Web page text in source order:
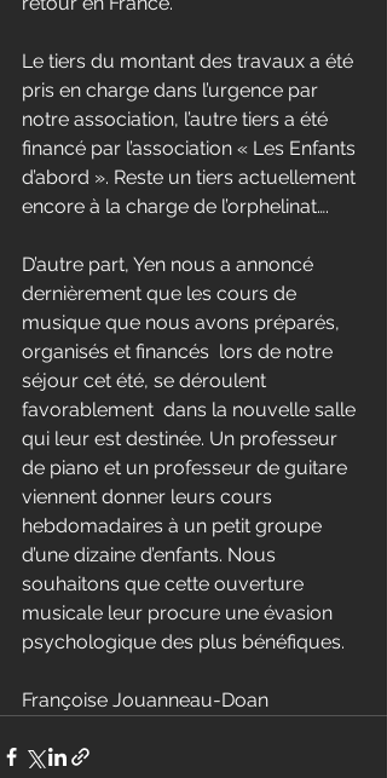
Le tiers du montant des travaux a été
pris en charge dans l’urgence par
notre association, l’autre tiers a été
financé par l’association « Les Enfants
d’abord ». Reste un tiers actuellement
encore à la charge de l’orphelinat….
D’autre part, Yen nous a annoncé
dernièrement que les cours de
musique que nous avons préparés,
organisés et financés  lors de notre
séjour cet été, se déroulent
favorablement  dans la nouvelle salle
qui leur est destinée. Un professeur
de piano et un professeur de guitare
viennent donner leurs cours
hebdomadaires à un petit groupe
d’une dizaine d’enfants. Nous
souhaitons que cette ouverture
musicale leur procure une évasion
psychologique des plus bénéfiques.
Françoise Jouanneau-Doan